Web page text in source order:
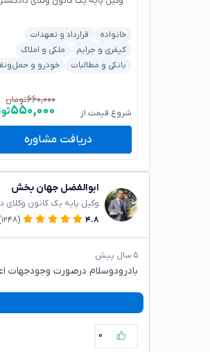
خانواده
قرارداد و تعهدات
کیفری و جرایم
ملکی و املاک
بانکی و مطالبات
خودرو و
شروع قیمت از
۶۶۰,۰۰۰تومان
۵۵۰,۰۰۰
دریافت مشاوره
ابوالفضل جهان بخش
وکیل پایه یک کانون وکلای
۴.۸
(۱۲۴۸)
۵ سال پیش
بادرودوسلام درصورت وجودجهات
۰